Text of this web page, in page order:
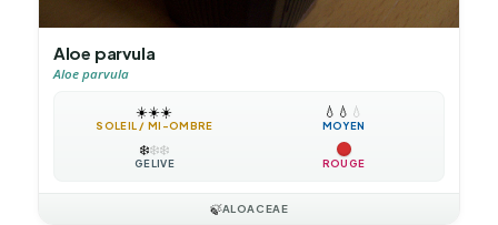
Aloe parvula
Aloe parvula
☀️☀️☀️
SOLEIL / MI-OMBRE
💧 💧 💧
MOYEN
❄️❄️❄️
GÉLIVE ROUGE
🍃ALOACEAE